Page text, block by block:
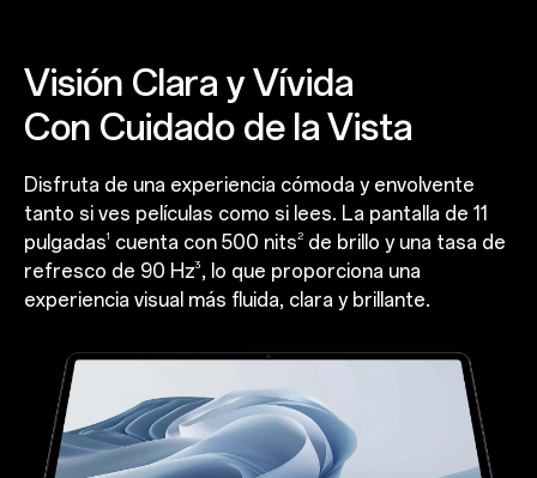
Visión Clara y Vívida
Con Cuidado de la Vista
Disfruta de una experiencia cómoda y envolvente
tanto si ves películas como si lees. La pantalla de 11
pulgadas1 cuenta con 500 nits2de brillo y una tasa de
refresco de 90 Hz3 , lo que proporciona una
experiencia visual más fluida, clara y brillante.